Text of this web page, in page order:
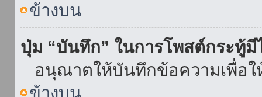
ข้างบน
ปุ่ม “บันทึก” ในการโพสต์กระทู้มี
อนุณาตให้บันทึกข้อความเพื่อใ
ข้างบน